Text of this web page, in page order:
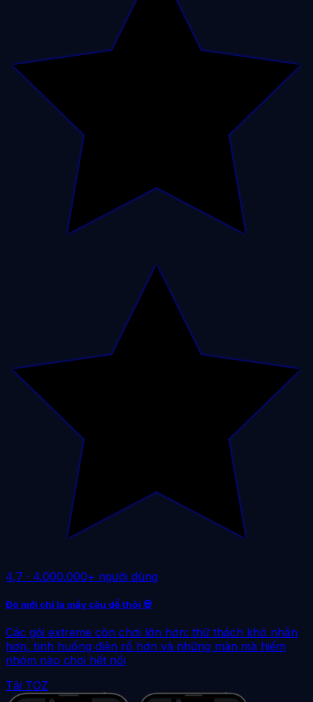
4,7 · 4.000.000+ người dùng
Đó mới chỉ là mấy câu dễ thôi 💀
Các gói extreme còn chơi lớn hơn: thử thách khó nhằn
hơn, tình huống điên rồ hơn và những màn mà hiếm
nhóm nào chơi hết nổi
Tải TOZ